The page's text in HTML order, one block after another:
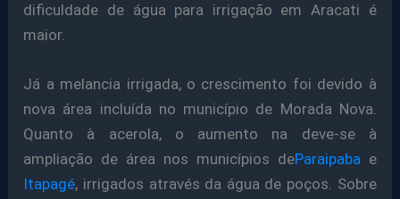
dificuldade de água para irrigação em Aracati é
maior.
Já a melancia irrigada, o crescimento foi devido à
nova área incluída no município de Morada Nova.
Quanto à acerola, o aumento na deve-se à
ampliação de área nos municípios deParaipabae
Itapagé, irrigados através da água de poços. Sobre